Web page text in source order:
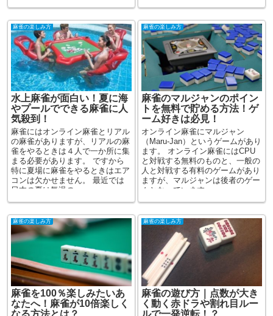
麻雀の楽しみ方
水上麻雀が面白い！夏に海
やプールでできる麻雀に人
気殺到！
麻雀にはオンライン麻雀とリアル
の麻雀がありますが、リアルの麻
雀をやるときは４人で一か所に集
まる必要があります。 ですから
特に夏場に麻雀をやるときはエア
コンは欠かせません。 最近では
日本の夏は気温の...
麻雀の楽しみ方
麻雀のマルジャンのポイン
トを無料で貯める方法！ゲ
ーム好きは必見！
オンライン麻雀にマルジャン
（Maru-Jan）というゲームがあり
ます。 オンライン麻雀にはCPU
と対戦する無料のものと、一般の
人と対戦する有料のゲームがあり
ますが、マルジャンは後者のゲー
ムとなっています。 ...
麻雀の楽しみ方
麻雀を100％楽しみたいあ
なたへ！麻雀が10倍楽しく
なる方法とは？
麻雀の楽しみ方
麻雀の遊び方｜点数が大き
く動く赤ドラや割れ目ルー
ルで一発逆転！？